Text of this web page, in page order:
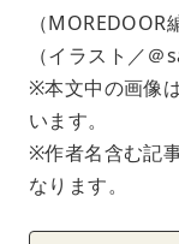
（MOREDOOR
（イラスト／＠
※本文中の画像
います。
※作者名含む記
なります。